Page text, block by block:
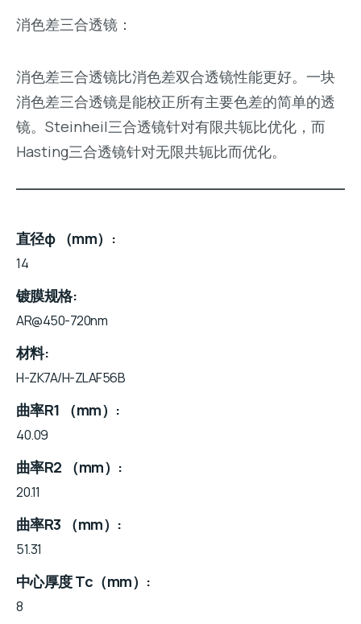
消色差三合透镜：
消色差三合透镜比消色差双合透镜性能更好。一块
消色差三合透镜是能校正所有主要色差的简单的透
镜。Steinheil三合透镜针对有限共轭比优化，而
Hasting三合透镜针对无限共轭比而优化。
直径φ （mm）
14
镀膜规格
AR@450-720nm
材料
H-ZK7A/H-ZLAF56B
曲率R1 （mm）
40.09
曲率R2 （mm）
20.11
曲率R3 （mm）
51.31
中心厚度 Tc（mm）
8